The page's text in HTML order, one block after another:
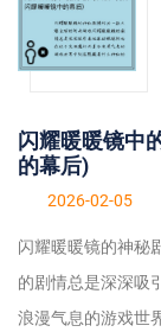
闪耀暖暖镜中
的幕后)
2026-02-05
闪耀暖暖镜的神秘
的剧情总是深深吸
浪漫气息的游戏世